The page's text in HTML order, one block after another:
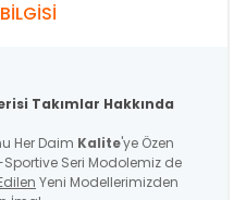
Takımlar Hakkında
Her Daim Kalite'ye Özen
Seri Modolemiz de
Yeni Modellerimizden